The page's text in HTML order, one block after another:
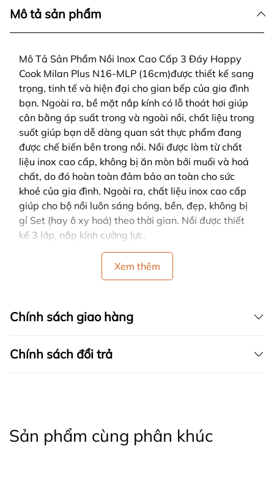
Mô tả sản phẩm
Mô Tả Sản Phẩm Nồi Inox Cao Cấp 3 Đáy Happy
Cook Milan Plus N16-MLP (16cm)được thiết kế sang
trọng, tinh tế và hiện đại cho gian bếp của gia đình
bạn. Ngoài ra, bề mặt nắp kính có lỗ thoát hơi giúp
cân bằng áp suất trong và ngoài nồi, chất liệu trong
suốt giúp bạn dễ dàng quan sát thực phẩm đang
được chế biến bên trong nồi. Nồi được làm từ chất
liệu inox cao cấp, không bị ăn mòn bởi muối và hoá
chất, do đó hoàn toàn đảm bảo an toàn cho sức
khoẻ của gia đình. Ngoài ra, chất liệu inox cao cấp
giúp cho bộ nồi luôn sáng bóng, bền, đẹp, không bị
gỉ Set (hay ô xy hoá) theo thời gian. Nồi được thiết
kế 3 lớp, nắp kính cường lực.
Xem thêm
Chính sách giao hàng
Chính sách đổi trả
Sản phẩm cùng phân khúc